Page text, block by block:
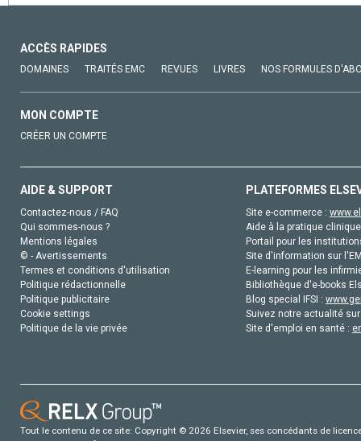
ACCÈS RAPIDES
DOMAINES TRAITÉS EMC REVUES LIVRES NOS FORMULES
MON COMPTE
CRÉER UN COMPTE
AIDE & SUPPORT
Contactez-nous / FAQ
Qui sommes-nous ?
Mentions légales
© - Avertissements
Termes et conditions d'utilisation
Politique rédactionnelle
Politique publicitaire
Cookie settings
Politique de la vie privée
PLATEFORMES
Site e-commerce :
Aide à la pratique
Portail pour les
Site d'information sur
E-learning pour les
Bibliothèque d'e-books
Blog special IFSI :
Suivez notre actualité
Site d'emploi en santé :
Tout le contenu de ce site: Copyright © 2026 Elsevier, ses concédants de